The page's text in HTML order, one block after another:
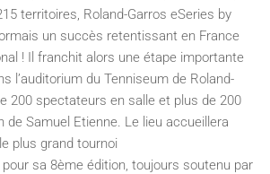
territoires, Roland-Garros eSeries by
un succès retentissant en France
! Il franchit alors une étape importante
l’auditorium du Tenniseum de Roland-
200 spectateurs en salle et plus de 200
de Samuel Etienne. Le lieu accueillera
plus grand tournoi
pour sa 8ème édition, toujours soutenu par